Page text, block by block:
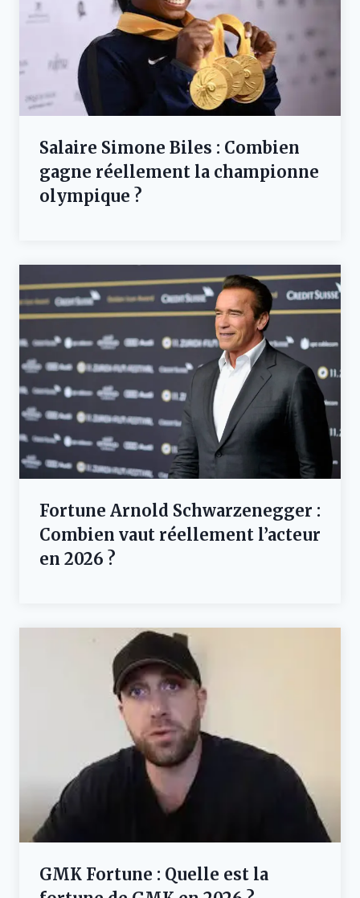
Salaire Simone Biles : Combien
gagne réellement la championne
olympique ?
Fortune Arnold Schwarzenegger :
Combien vaut réellement l’acteur
en 2026 ?
GMK Fortune : Quelle est la